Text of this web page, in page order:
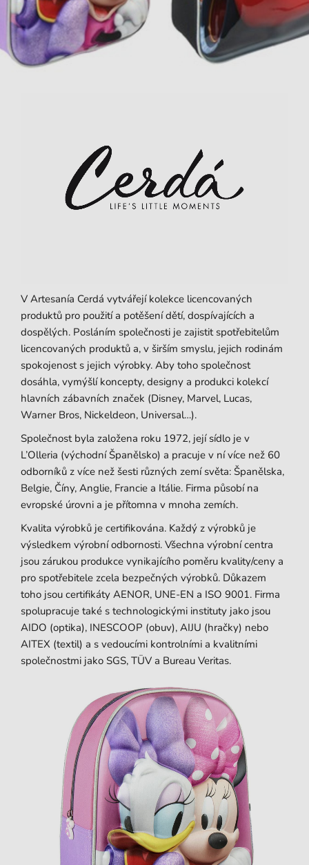
V Artesanía Cerdá vytvářejí kolekce licencovaných
produktů pro použití a potěšení dětí, dospívajících a
dospělých. Posláním společnosti je zajistit spotřebitelům
licencovaných produktů a, v širším smyslu, jejich rodinám
spokojenost s jejich výrobky. Aby toho společnost
dosáhla, vymýšlí koncepty, designy a produkci kolekcí
hlavních zábavních značek (Disney, Marvel, Lucas,
Warner Bros, Nickeldeon, Universal…).
Společnost byla založena roku 1972, její sídlo je v
L’Olleria (východní Španělsko) a pracuje v ní více než 60
odborníků z více než šesti různých zemí světa: Španělska,
Belgie, Číny, Anglie, Francie a Itálie. Firma působí na
evropské úrovni a je přítomna v mnoha zemích.
Kvalita výrobků je certifikována. Každý z výrobků je
výsledkem výrobní odbornosti. Všechna výrobní centra
jsou zárukou produkce vynikajícího poměru kvality/ceny a
pro spotřebitele zcela bezpečných výrobků. Důkazem
toho jsou certifikáty AENOR, UNE-EN a ISO 9001. Firma
spolupracuje také s technologickými instituty jako jsou
AIDO (optika), INESCOOP (obuv), AIJU (hračky) nebo
AITEX (textil) a s vedoucími kontrolními a kvalitními
společnostmi jako SGS, TÜV a Bureau Veritas.